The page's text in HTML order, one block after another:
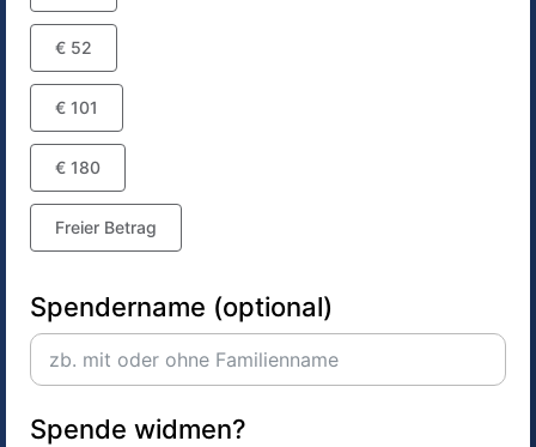
€ 52
€ 101
€ 180
Freier Betrag
Spendername (optional)
Spende widmen?